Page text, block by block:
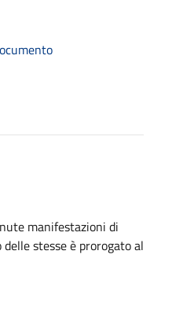
manifestazioni di
stesse è prorogato al